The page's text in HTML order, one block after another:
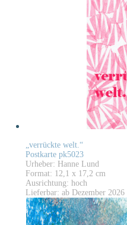
„verrückte welt.“
Postkarte pk5023
Urheber: Hanne Lund
Format: 12,1 x 17,2 cm
Ausrichtung: hoch
Lieferbar: ab Dezember 2026